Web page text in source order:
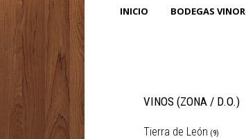
INICIO BODEGAS VINOR
VINOS (ZONA / D.O.)
Tierra de León (9)